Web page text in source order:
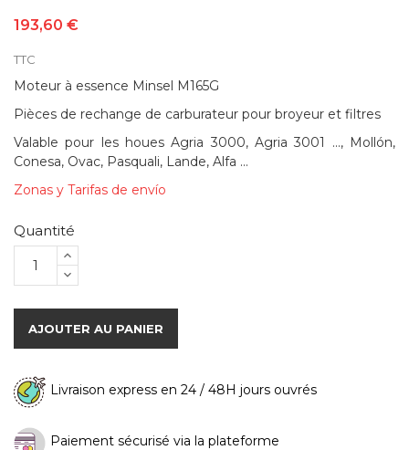
193,60 €
TTC
Moteur à essence Minsel M165G
Pièces de rechange de carburateur pour broyeur et filtres
Valable pour les houes Agria 3000, Agria 3001 ..., Mollón,
Conesa, Ovac, Pasquali, Lande, Alfa ...
Zonas y Tarifas de envío
Quantité
AJOUTER AU PANIER
Livraison express en 24 / 48H jours ouvrés
Paiement sécurisé via la plateforme